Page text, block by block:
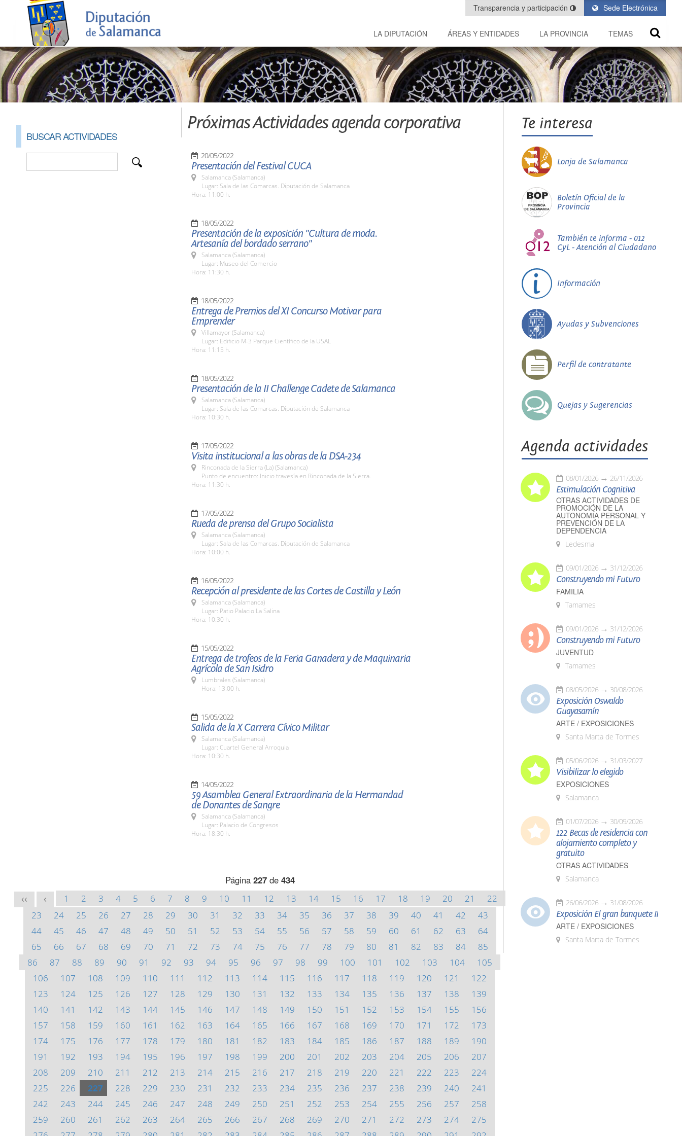
Sede Electrónica
Transparencia y participación
LA DIPUTACIÓN ÁREAS Y ENTIDADES LA PROVINCIA TEMAS
BUSCAR ACTIVIDADES
Próximas Actividades agenda corporativa
20/05/2022
Presentación del Festival CUCA
Salamanca (Salamanca)
Lugar: Sala de las Comarcas. Diputación de Salamanca
Hora: 11:00 h.
18/05/2022
Presentación de la exposición "Cultura de moda.
Artesanía del bordado serrano"
Salamanca (Salamanca)
Lugar: Museo del Comercio
Hora: 11:30 h.
18/05/2022
Entrega de Premios del XI Concurso Motivar para
Emprender
Villamayor (Salamanca)
Lugar: Edificio M-3 Parque Científico de la USAL
Hora: 11:15 h.
18/05/2022
Presentación de la II Challenge Cadete de Salamanca
Salamanca (Salamanca)
Lugar: Sala de las Comarcas. Diputación de Salamanca
Hora: 10:30 h.
17/05/2022
Visita institucional a las obras de la DSA-234
Rinconada de la Sierra (La) (Salamanca)
Punto de encuentro: Inicio travesía en Rinconada de la Sierra.
Hora: 11:30 h.
17/05/2022
Rueda de prensa del Grupo Socialista
Salamanca (Salamanca)
Lugar: Sala de las Comarcas. Diputación de Salamanca
Hora: 10:00 h.
16/05/2022
Recepción al presidente de las Cortes de Castilla y León
Salamanca (Salamanca)
Lugar: Patio Palacio La Salina
Hora: 10:30 h.
15/05/2022
Entrega de trofeos de la Feria Ganadera y de Maquinaria
Agrícola de San Isidro
Lumbrales (Salamanca)
Hora: 13:00 h.
15/05/2022
Salida de la X Carrera Cívico Militar
Salamanca (Salamanca)
Lugar: Cuartel General Arroquia
Hora: 10:30 h.
14/05/2022
59 Asamblea General Extraordinaria de la Hermandad
de Donantes de Sangre
Salamanca (Salamanca)
Lugar: Palacio de Congresos
Hora: 18:30 h.
Página 227de 434
<< < 1 2 3 4 5 6 7 8 9 10 11 12 13 14 15 16 17 18 19 20 21
22
23
24 25 26 27 28 29 30 31 32 33 34 35 36 37 38 39 40 41 42
43
44
45 46 47 48 49 50 51 52 53 54 55 56 57 58 59 60 61 62 63
64
65
66 67 68 69 70 71 72 73 74 75 76 77 78 79 80 81 82 83 84
85
86
87 88 89 90 91 92 93 94 95 96 97 98 99 100 101 102 103 104
105
106
107 108 109 110 111 112 113 114 115 116 117 118 119 120 121
122
123
124 125 126 127 128 129 130 131 132 133 134 135 136 137 138
139
140
141 142 143 144 145 146 147 148 149 150 151 152 153 154 155
156
157
158 159 160 161 162 163 164 165 166 167 168 169 170 171 172
173
174
175 176 177 178 179 180 181 182 183 184 185 186 187 188 189
190
191
192 193 194 195 196 197 198 199 200 201 202 203 204 205 206
207
208
209 210 211 212 213 214 215 216 217 218 219 220 221 222 223
224
225
226 227 228 229 230 231 232 233 234 235 236 237 238 239 240
241
242
243 244 245 246 247 248 249 250 251 252 253 254 255 256 257
258
259
260 261 262 263 264 265 266 267 268 269 270 271 272 273 274
275
Te interesa
Lonja de Salamanca
Boletín Oficial de la
Provincia
También te informa - 012
CyL - Atención al Ciudadano
Información
Ayudas y Subvenciones
Perfil de contratante
Quejas y Sugerencias
Agenda actividades
08/01/2026 26/11/2026
Estimulación Cognitiva
OTRAS ACTIVIDADES DE
PROMOCIÓN DE LA
AUTONOMÍA PERSONAL Y
PREVENCIÓN DE LA
DEPENDENCIA
Ledesma
09/01/2026 31/12/2026
Construyendo mi Futuro
FAMILIA
Tamames
09/01/2026 31/12/2026
Construyendo mi Futuro
JUVENTUD
Tamames
08/05/2026 30/08/2026
Exposición Oswaldo
Guayasamín
ARTE / EXPOSICIONES
Santa Marta de Tormes
05/06/2026 31/03/2027
Visibilizar lo elegido
EXPOSICIONES
Salamanca
01/07/2026 30/09/2026
122 Becas de residencia con
alojamiento completo y
gratuito
OTRAS ACTIVIDADES
Salamanca
26/06/2026 31/08/2026
Exposición El gran banquete II
ARTE / EXPOSICIONES
Santa Marta de Tormes